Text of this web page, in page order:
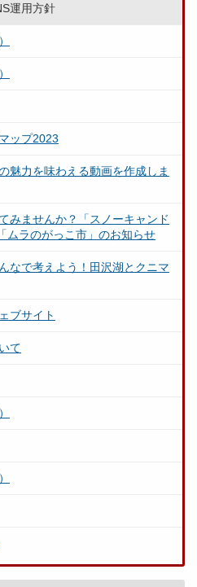
運用方針
ップ2023
魅力を味わえる動画を作成しま
みませんか？「スノーキャンド
ムラのがっこ市」のお知らせ
なで考えよう！田沢湖とクニマ
ブサイト
て